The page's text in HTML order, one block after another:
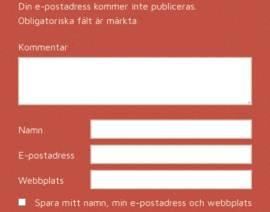
Din e-postadress kommer inte publiceras.
Obligatoriska fält är märkta *
Kommentar*
Namn *
E-postadress*
Webbplats
Spara mitt namn, min e-postadress och webbplats